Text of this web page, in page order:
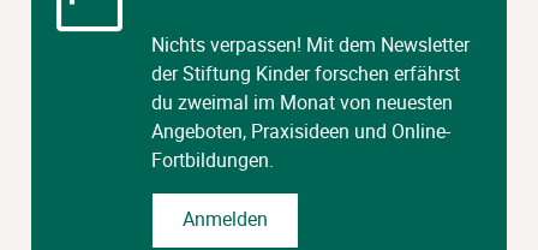
Nichts verpassen! Mit dem Newsletter
der Stiftung Kinder forschen erfährst
du zweimal im Monat von neuesten
Angeboten, Praxisideen und Online-
Fortbildungen.
Anmelden